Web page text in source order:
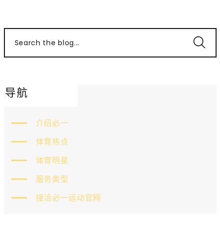
Search the blog...
导航
介绍必一
体育热点
体育明星
服务类型
接洽必一运动官网